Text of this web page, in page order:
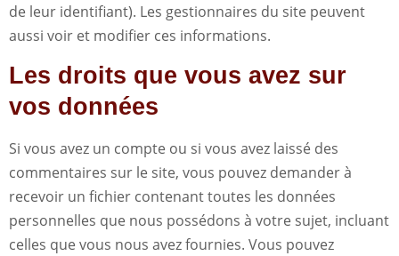
de leur identifiant). Les gestionnaires du site peuvent
aussi voir et modifier ces informations.
Les droits que vous avez sur
vos données
Si vous avez un compte ou si vous avez laissé des
commentaires sur le site, vous pouvez demander à
recevoir un fichier contenant toutes les données
personnelles que nous possédons à votre sujet, incluant
celles que vous nous avez fournies. Vous pouvez